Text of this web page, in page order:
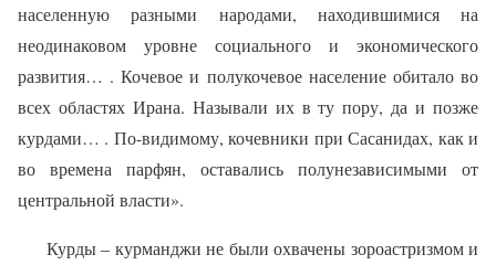
населенную разными народами, находившимися на
неодинаковом уровне социального и экономического
развития… . Кочевое и полукочевое население обитало во
всех областях Ирана. Называли их в ту пору, да и позже
курдами… . По-видимому, кочевники при Сасанидах, как и
во времена парфян, оставались полунезависимыми от
центральной власти».
Курды – курманджи не были охвачены зороастризмом и